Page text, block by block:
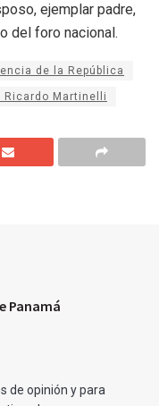
ejemplar padre,
del foro nacional.
de la República
Ricardo Martinelli
Panamá
de opinión y para